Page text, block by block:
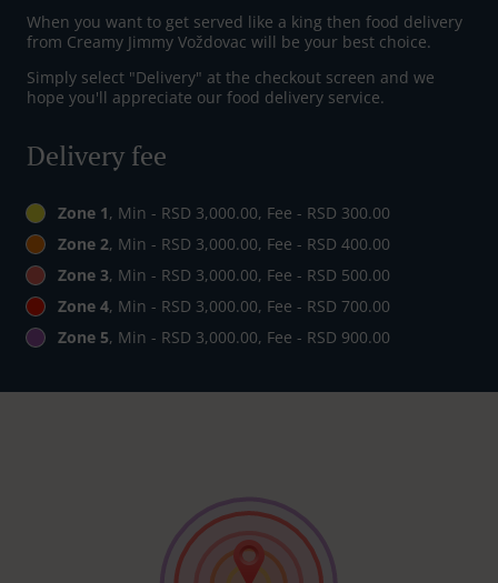
When you want to get served like a king then food delivery
from Creamy Jimmy Voždovac will be your best choice.
Simply select "Delivery" at the checkout screen and we
hope you'll appreciate our food delivery service.
Delivery fee
Zone 1, Min - RSD 3,000.00, Fee - RSD 300.00
Zone 2, Min - RSD 3,000.00, Fee - RSD 400.00
Zone 3, Min - RSD 3,000.00, Fee - RSD 500.00
Zone 4, Min - RSD 3,000.00, Fee - RSD 700.00
Zone 5, Min - RSD 3,000.00, Fee - RSD 900.00